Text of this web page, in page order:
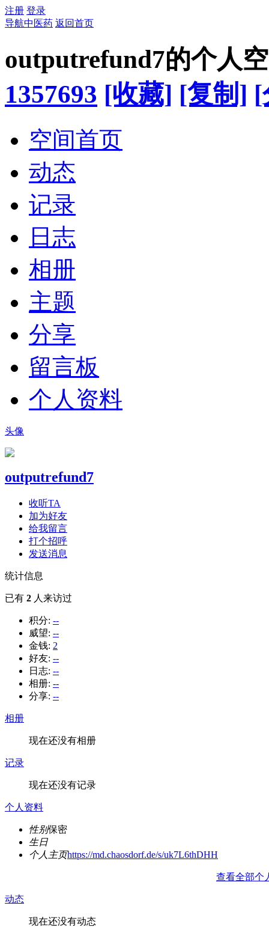
注册 登录
导航中医药 返回首页
outputrefund7的个人
1357693 [收藏] [复制] [
空间首页
动态
记录
日志
相册
主题
分享
留言板
个人资料
头像
outputrefund7
收听TA
加为好友
给我留言
打个招呼
发送消息
统计信息
已有 2 人来访过
积分: --
威望: --
金钱: 2
好友: --
日志: --
相册: --
分享: --
相册
现在还没有相册
记录
现在还没有记录
个人资料
性别保密
生日
个人主页https://md.chaosdorf.de/s/uk7L6thDHH
查看全部个
动态
现在还没有动态